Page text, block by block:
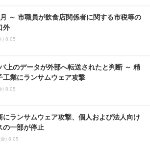
～ 市職員が飲食店関係者に関する市税等の
外
) 8:05
上のデータが外部へ転送されたと判断 ～ 精
工業にランサムウェア攻撃
) 8:05
にランサムウェア攻撃、個人および法人向け
の一部が停止
) 8:05